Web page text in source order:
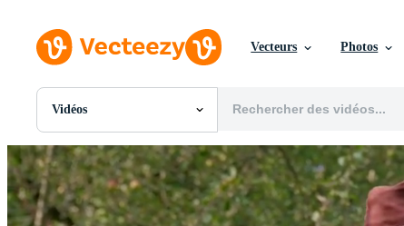
Vecteurs Photos
Vidéos
Toutes Images
Photos
PNGs
PSDs
SVGs